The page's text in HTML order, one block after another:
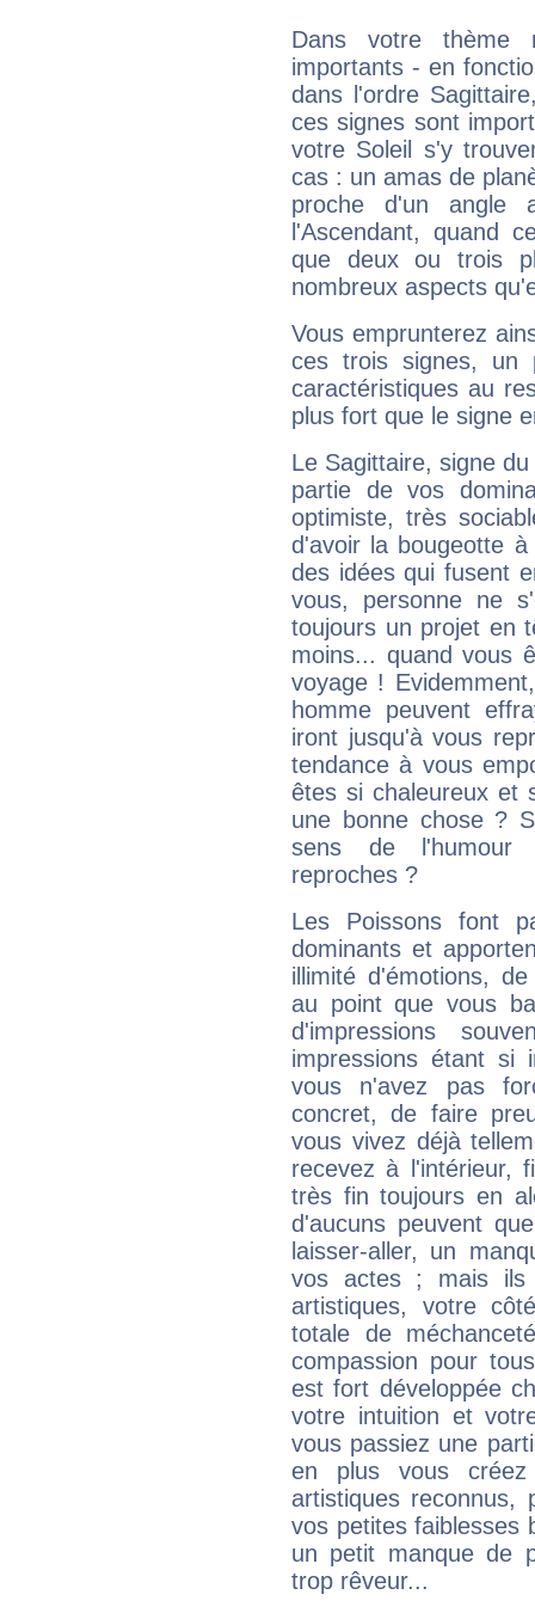
Dans votre thème
importants - en
dans l'ordre
ces signes sont
votre Soleil s'y
cas : un amas de
proche d'un
l'Ascendant, quand
que deux ou trois
nombreux aspects
Vous emprunterez
ces trois signes, un
caractéristiques au
plus fort que le signe
Le Sagittaire, signe
partie de vos
optimiste, très
d'avoir la bougeotte
des idées qui fusent
vous, personne ne
toujours un projet en
moins... quand vous
voyage !
homme peuvent
iront jusqu'à vous
tendance à vous
êtes si chaleureux et
une bonne chose ?
sens de l'humour
reproches ?
Les Poissons font
dominants et
illimité d'émotions,
au point que vous
d'impressions
impressions étant si
vous n'avez pas
concret, de faire
vous vivez déjà
recevez à l'intérieur,
très fin toujours en
d'aucuns peuvent
laisser-aller, un
vos actes ; mais ils
artistiques, votre
totale de
compassion pour
est fort développée
votre intuition et
vous passiez une
en plus vous
artistiques reconnus,
vos petites faiblesses
un petit manque de
trop rêveur...